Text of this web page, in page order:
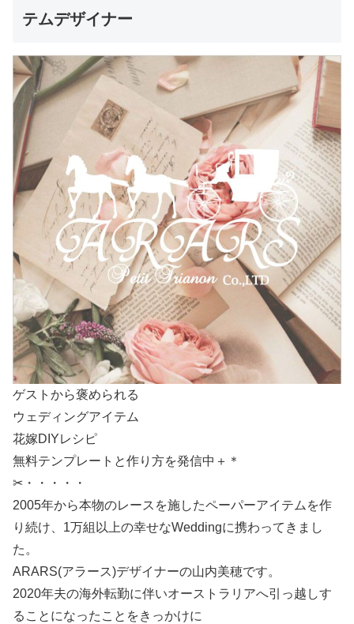
テムデザイナー
ゲストから褒められる
ウェディングアイテム
花嫁DIYレシピ
無料テンプレートと作り方を発信中＋＊
✂・・・・・
2005年から本物のレースを施したペーパーアイテムを作
り続け、1万組以上の幸せなWeddingに携わってきまし
た。
ARARS(アラース)デザイナーの山内美穂です。
2020年夫の海外転勤に伴いオーストラリアへ引っ越しす
ることになったことをきっかけに